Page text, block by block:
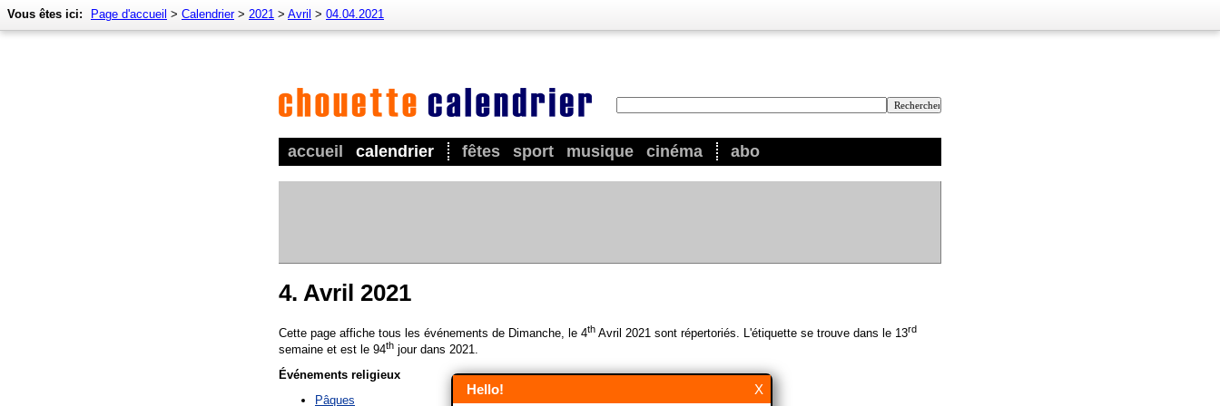
accueil calendrier fêtes sport musique cinéma abo
Vous êtes ici: Page d'accueil > Calendrier> 2021 > Avril > 04.04.2021
4. Avril 2021
Cette page affiche tous les événements de Dimanche, le 4th Avril 2021 sont répertoriés. L'étiquette se trouve dans le 13rd
semaine et est le 94th jour dans 2021.
Événements religieux
Pâques
X
Hello!